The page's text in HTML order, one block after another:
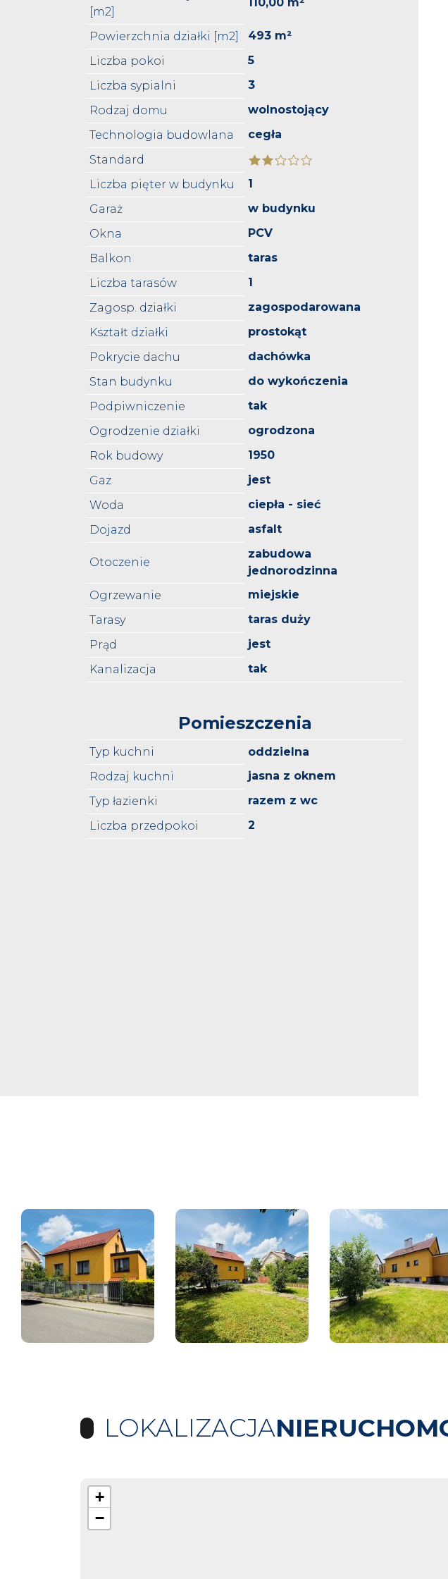
[m2]
Powierzchnia działki [m2]
493 m²
Liczba pokoi
5
Liczba sypialni
3
Rodzaj domu
wolnostojący
Technologia budowlana
cegła
Standard
Liczba pięter w budynku
1
Garaż
w budynku
Okna
PCV
Balkon
taras
Liczba tarasów
1
Zagosp. działki
zagospodarowana
Kształt działki
prostokąt
Pokrycie dachu
dachówka
Stan budynku
do wykończenia
Podpiwniczenie
tak
Ogrodzenie działki
ogrodzona
Rok budowy
1950
Gaz
jest
Woda
ciepła - sieć
Dojazd
asfalt
Otoczenie
zabudowa
jednorodzinna
Ogrzewanie
miejskie
Tarasy
taras duży
Prąd
jest
Kanalizacja
tak
Pomieszczenia
Typ kuchni
oddzielna
Rodzaj kuchni
jasna z oknem
Typ łazienki
razem z wc
Liczba przedpokoi
2
LOKALIZACJA
+
−